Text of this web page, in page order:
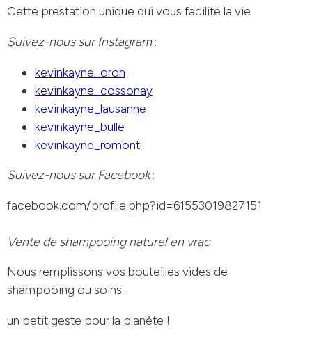
Cette prestation unique qui vous facilite la vie
Suivez-nous surInstagram:
kevinkayne_oron
kevinkayne_cossonay
kevinkayne_lausanne
kevinkayne_bulle
kevinkayne_romont
Suivez-nous surFacebook:
facebook.com/profile.php?id=61553019827151
Vente de shampooing naturel en vrac
Nous remplissons vos bouteilles vides de
shampooing ou soins...
un petit geste pour la planète !